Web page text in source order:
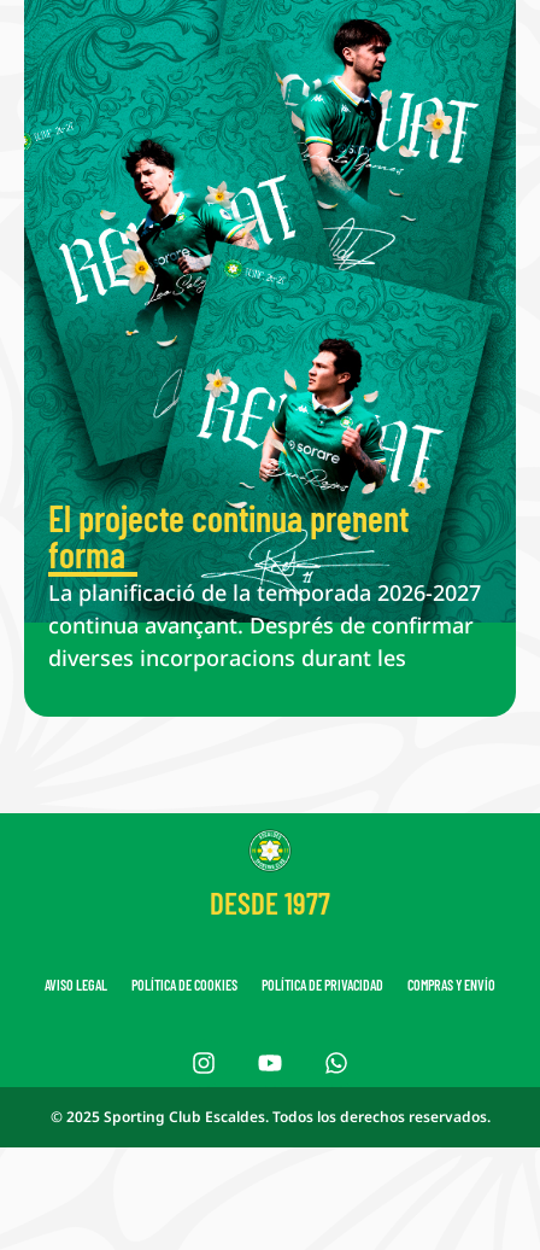
El projecte continua prenent
forma
La planificació de la temporada 2026-2027
continua avançant. Després de confirmar
diverses incorporacions durant les
DESDE 1977
AVISO LEGAL POLÍTICA DE COOKIES POLÍTICA DE PRIVACIDAD COMPRAS Y ENVÍO
© 2025 Sporting Club Escaldes. Todos los derechos reservados.